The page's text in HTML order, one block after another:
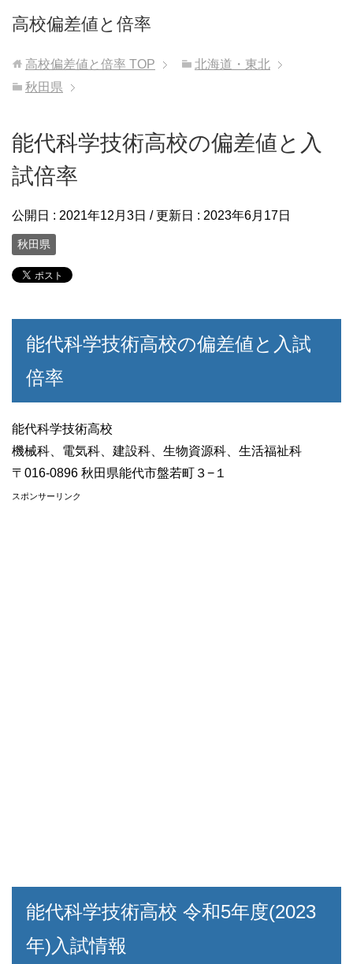
高校偏差値と倍率
高校偏差値と倍率 TOP
北海道・東北
秋田県
能代科学技術高校の偏差値と入
試倍率
公開日 : 2021年12月3日 / 更新日 : 2023年6月17日
秋田県
能代科学技術高校の偏差値と入試
倍率
能代科学技術高校
機械科、電気科、建設科、生物資源科、生活福祉科
〒016-0896 秋田県能代市盤若町３−１
スポンサーリンク
能代科学技術高校 令和5年度(2023
年)入試情報